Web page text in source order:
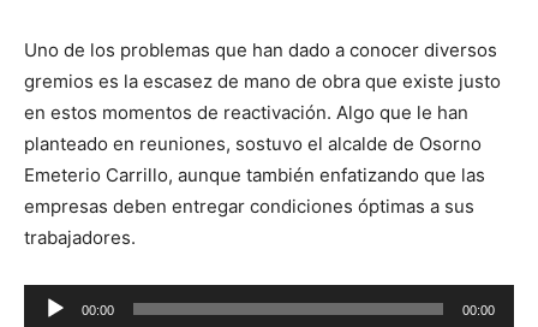
Uno de los problemas que han dado a conocer diversos
gremios es la escasez de mano de obra que existe justo
en estos momentos de reactivación. Algo que le han
planteado en reuniones, sostuvo el alcalde de Osorno
Emeterio Carrillo, aunque también enfatizando que las
empresas deben entregar condiciones óptimas a sus
trabajadores.
Reproductor
00:00 00:00